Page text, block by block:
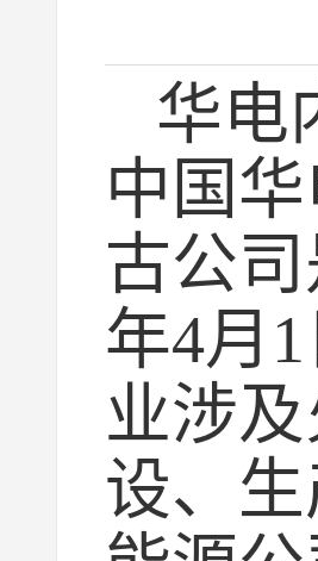
华电
中国
古公
年4月
业涉
设、